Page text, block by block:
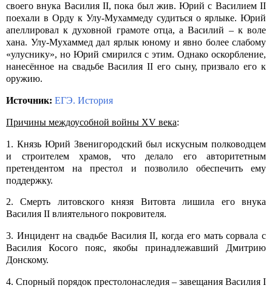
своего внука Василия II, пока был жив. Юрий с Василием II
поехали в Орду к Улу-Мухаммеду судиться о ярлыке. Юрий
апеллировал к духовной грамоте отца, а Василий – к воле
хана. Улу-Мухаммед дал ярлык юному и явно более слабому
«улуснику», но Юрий смирился с этим. Однако оскорбление,
нанесённое на свадьбе Василия II его сыну, призвало его к
оружию.
Источник: ЕГЭ. История
Причины междоусобной войны XV века:
1. Князь Юрий Звенигородский был искусным полководцем
и строителем храмов, что делало его авторитетным
претендентом на престол и позволило обеспечить ему
поддержку.
2. Смерть литовского князя Витовта лишила его внука
Василия II влиятельного покровителя.
3. Инцидент на свадьбе Василия II, когда его мать сорвала с
Василия Косого пояс, якобы принадлежавший Дмитрию
Донскому.
4. Спорный порядок престолонаследия – завещания Василия I